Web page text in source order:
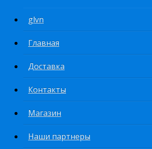
glvn
Главная
Доставка
Контакты
Магазин
Наши партнеры